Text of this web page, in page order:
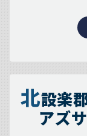
北設楽
アズ